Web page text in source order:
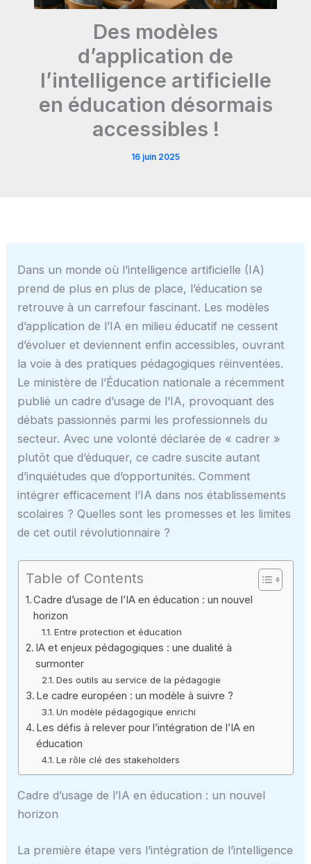
Des modèles
d’application de
l’intelligence artificielle
en éducation désormais
accessibles !
16 juin 2025
Dans un monde où l’intelligence artificielle (IA)
prend de plus en plus de place, l’éducation se
retrouve à un carrefour fascinant. Les modèles
d’application de l’IA en milieu éducatif ne cessent
d’évoluer et deviennent enfin accessibles, ouvrant
la voie à des pratiques pédagogiques réinventées.
Le ministère de l’Éducation nationale a récemment
publié un cadre d’usage de l’IA, provoquant des
débats passionnés parmi les professionnels du
secteur. Avec une volonté déclarée de « cadrer »
plutôt que d’éduquer, ce cadre suscite autant
d’inquiétudes que d’opportunités. Comment
intégrer efficacement l’IA dans nos établissements
scolaires ? Quelles sont les promesses et les limites
de cet outil révolutionnaire ?
Table of Contents
Cadre d’usage de l’IA en éducation : un nouvel
horizon
Entre protection et éducation
IA et enjeux pédagogiques : une dualité à
surmonter
Des outils au service de la pédagogie
Le cadre européen : un modèle à suivre ?
Un modèle pédagogique enrichi
Les défis à relever pour l’intégration de l’IA en
éducation
Le rôle clé des stakeholders
Cadre d’usage de l’IA en éducation : un nouvel
horizon
La première étape vers l’intégration de l’intelligence